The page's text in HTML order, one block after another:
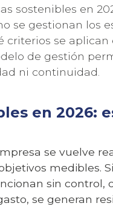
sostenibles en
se gestionan los
criterios se aplican
de gestión
ni continuidad.
en 2026:
se vuelve
medibles.
sin control,
se generan
ÚNETE A
LAS